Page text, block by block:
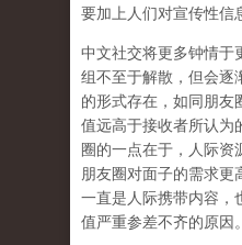
要加上人们对宣传性信
中文社交将更多钟情于
组不至于解散，但会逐
的形式存在，如同朋
值远高于接收者所认为
圈的一点在于，人际资
朋友圈对面子的需求更
一直是人际携带内容，
值严重参差不齐的原因。